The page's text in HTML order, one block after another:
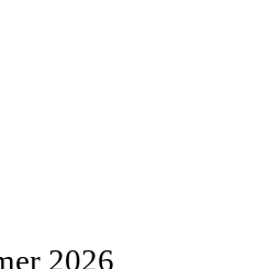
2026